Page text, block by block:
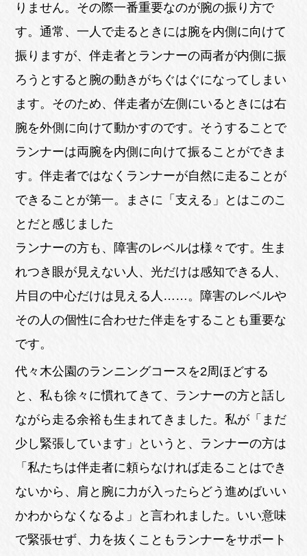
りません。その際一番重要なのが腕の振り方で
す。通常、一人で走るときには腕を内側に向けて
振りますが、伴走者とランナーの両者が内側に振
ろうとすると腕の動きがちぐはぐになってしまい
ます。そのため、伴走者が左側にいるときには右
腕を外側に向けて動かすのです。そうすることで
ランナーは両腕を内側に向けて振ることができま
す。伴走者ではなくランナーが自然に走ることが
できることが第一。まさに「支える」とはこのこ
とだと感じました
ランナーの方も、障害のレベルは様々です。生ま
れつき眼が見えない人、光だけは感知できる人、
片目の中心だけは見える人……。障害のレベルや
その人の個性に合わせた伴走をすることも重要な
です。
代々木公園のランニングコースを2周ほどする
と、私も徐々に慣れてきて、ランナーの方と話し
ながら走る余裕も生まれてきました。私が「まだ
少し緊張しています」というと、ランナーの方は
「私たちは伴走者に頼らなければ走ることはでき
ないから、肩と腕に力が入ったらどう進めばいい
かわからなくなるよ」と言われました。いい意味
で緊張せず、力を抜くこともランナーをサポート